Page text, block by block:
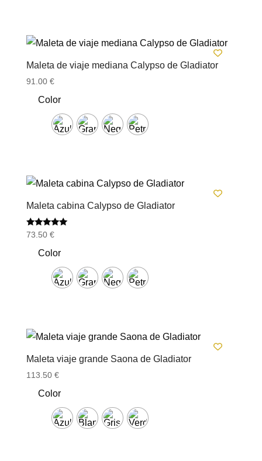
Maleta de viaje mediana Calypso de Gladiator
91.00 €
Color
Maleta cabina Calypso de Gladiator
Valorado
5.00
de 5
73.50 €
Color
Maleta viaje grande Saona de Gladiator
113.50 €
Color